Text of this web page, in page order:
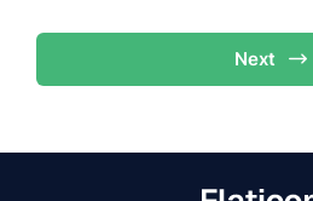
Next